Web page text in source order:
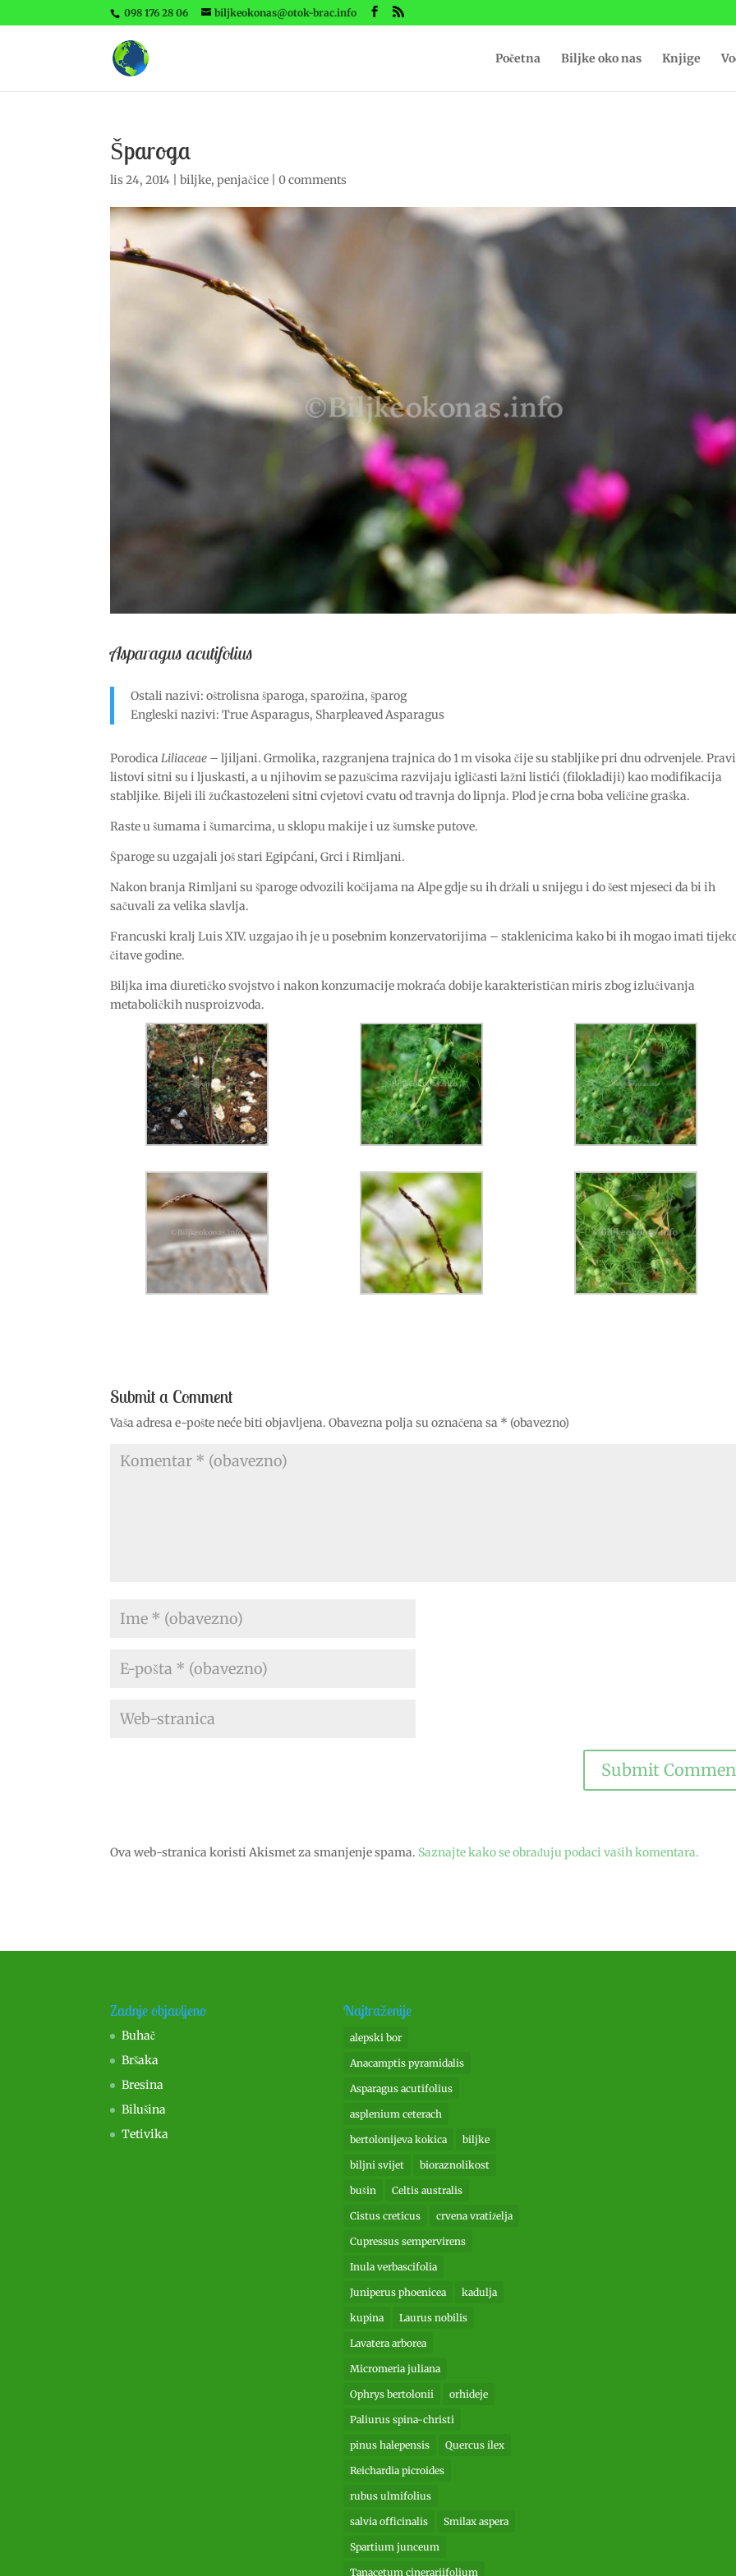
098 176 28 06 biljkeokonas@otok-brac.info
Početna Biljke oko nas Knjige
Šparoga
lis 24, 2014 |biljke,penjačice |0 comments
Asparagus acutifolius
Ostali nazivi: oštrolisna šparoga, sparožina, šparog
Engleski nazivi: True Asparagus, Sharpleaved Asparagus
PorodicaLiliaceae – ljiljani. Grmolika, razgranjena trajnica do 1 m visoka čije su stabljike pri dnu odrvenjele. Pravi
listovi sitni su i ljuskasti, a u njihovim se pazušcima razvijaju igličasti lažni listići (filokladiji) kao modifikacija
stabljike. Bijeli ili žućkastozeleni sitni cvjetovi cvatu od travnja do lipnja. Plod je crna boba veličine graška.
Raste u šumama i šumarcima, u sklopu makije i uz šumske putove.
Šparoge su uzgajali još stari Egipćani, Grci i Rimljani.
Nakon branja Rimljani su šparoge odvozili kočijama na Alpe gdje su ih držali u snijegu i do šest mjeseci da bi ih
sačuvali za velika slavlja.
Francuski kralj Luis XIV. uzgajao ih je u posebnim konzervatorijima – staklenicima kako bi ih mogao imati
čitave godine.
Biljka ima diuretičko svojstvo i nakon konzumacije mokraća dobije karakterističan miris zbog izlučivanja
metaboličkih nusproizvoda.
Submit a Comment
Vaša adresa e-pošte neće biti objavljena. Obavezna polja su označena sa * (obavezno)
Ova web-stranica koristi Akismet za smanjenje spama. Saznajte kako se obrađuju podaci vaših komentara.
Zadnje objavljeno
Buhač
Bršaka
Bresina
Bilušina
Tetivika
Najtraženije
alepski bor
Anacamptis pyramidalis
Asparagus acutifolius
asplenium ceterach
bertolonijeva kokica biljke
biljni svijet bioraznolikost
bušin Celtis australis
Cistus creticus crvena vratiželja
Cupressus sempervirens
Inula verbascifolia
Juniperus phoenicea kadulja
kupina Laurus nobilis
Lavatera arborea
Micromeria juliana
Ophrys bertolonii orhideje
Paliurus spina-christi
pinus halepensis Quercus ilex
Reichardia picroides
rubus ulmifolius
salvia officinalis Smilax aspera
Spartium junceum
Tanacetum cinerariifolium